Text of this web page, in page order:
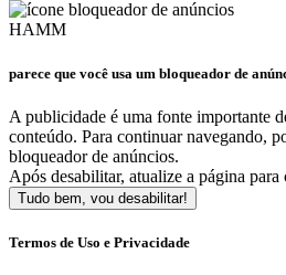
HAMM
parece que você usa um bloqueador de
A publicidade é uma fonte importante
conteúdo. Para continuar navegando,
bloqueador de anúncios.
Após desabilitar, atualize a página
Tudo bem, vou desabilitar!
Termos de Uso e Privacidade